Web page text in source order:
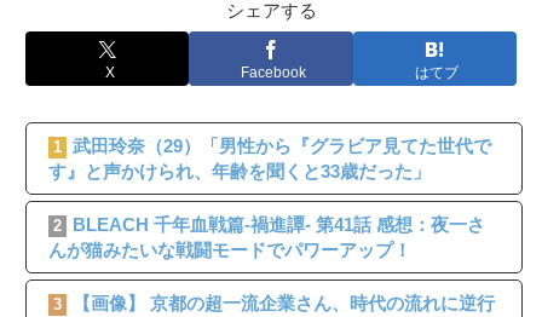
シェアする
X Facebook はてブ
1 武田玲奈（29）「男性から『グラビア見てた世代で
す』と声かけられ、年齢を聞くと33歳だった」
2
BLEACH 千年血戦篇-禍進譚- 第41話 感想：夜一さ
んが猫みたいな戦闘モードでパワーアップ！
3
【画像】 京都の超一流企業さん、時代の流れに逆行